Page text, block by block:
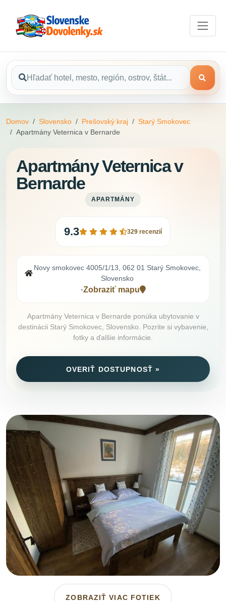
Domov Slovensko Prešovský kraj
Starý Smokovec
Apartmány Veternica v Bernarde
Apartmány Veternica v
Bernarde
APARTMÁNY
9.3 329 recenzií
Novy smokovec 4005/1/13, 062 01 Starý Smokovec,
Slovensko
•Zobraziť mapu
Apartmány Veternica v Bernarde ponúka ubytovanie v
destinácii Starý Smokovec, Slovensko. Pozrite si vybavenie,
fotky a ďalšie informácie.
OVERIŤ DOSTUPNOSŤ »
ZOBRAZIŤ VIAC FOTIEK